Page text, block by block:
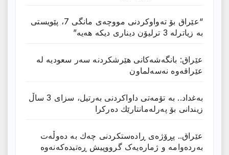
“عێراق بۆ تەواوکردنی مووچەی مانگى 7، پێویستی
بە زیاترلە 3 ترلیۆن دیناری دیکە هەیە”
عێراق: بانگەشەكانی هێرشكردنە سەر سعودیە لە
عێراقەوە نەسەلماون
بەغداد.. بە تۆمەتی داواكردنی بەرتیل، سزای 3 ساڵ
زیندانی بۆ پەرلەمانتارێك دەركرا
عێراق.. پڕۆژەی ڕادەستكردنی چەك بە دەوڵەت
بەردەوامە و ژمارەیەک گرووپیش ڕەتیدەکەنەوە